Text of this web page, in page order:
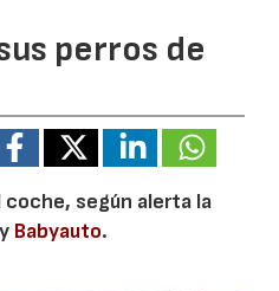
perros de
según alerta la
y Babyauto.